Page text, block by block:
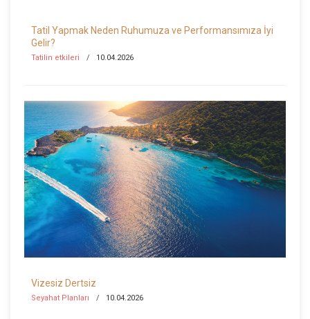
Tatil Yapmak Neden Ruhumuza ve Performansımıza İyi
Gelir?
Tatilin etkileri 10.04.2026
Vizesiz Dertsiz
Seyahat Planları 10.04.2026